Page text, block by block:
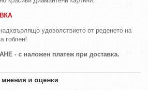
удоволствието от реденето на
гоблен!
- с наложен платеж при доставка.
и оценки